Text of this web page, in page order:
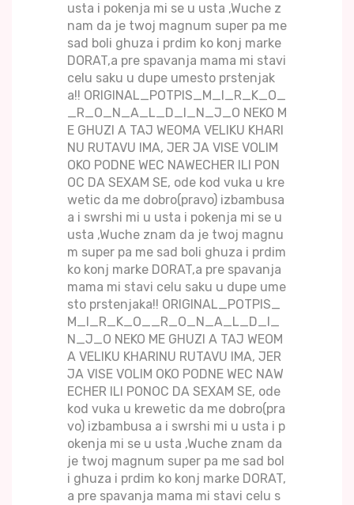
usta i pokenja mi se u usta ,Wuche z
nam da je twoj magnum super pa me
sad boli ghuza i prdim ko konj marke
DORAT,a pre spavanja mama mi stavi
celu saku u dupe umesto prstenjak
a!! ORIGINAL_POTPIS_M_I_R_K_O_
_R_O_N_A_L_D_I_N_J_O NEKO M
E GHUZI A TAJ WEOMA VELIKU KHARI
NU RUTAVU IMA, JER JA VISE VOLIM
OKO PODNE WEC NAWECHER ILI PON
OC DA SEXAM SE, ode kod vuka u kre
wetic da me dobro(pravo) izbambusa
a i swrshi mi u usta i pokenja mi se u
usta ,Wuche znam da je twoj magnu
m super pa me sad boli ghuza i prdim
ko konj marke DORAT,a pre spavanja
mama mi stavi celu saku u dupe ume
sto prstenjaka!! ORIGINAL_POTPIS_
M_I_R_K_O__R_O_N_A_L_D_I_
N_J_O NEKO ME GHUZI A TAJ WEOM
A VELIKU KHARINU RUTAVU IMA, JER
JA VISE VOLIM OKO PODNE WEC NAW
ECHER ILI PONOC DA SEXAM SE, ode
kod vuka u krewetic da me dobro(pra
vo) izbambusa a i swrshi mi u usta i p
okenja mi se u usta ,Wuche znam da
je twoj magnum super pa me sad bol
i ghuza i prdim ko konj marke DORAT,
a pre spavanja mama mi stavi celu s